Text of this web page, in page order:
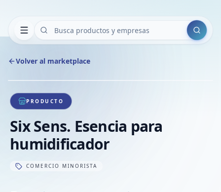
Buscar
Volver al marketplace
1/1
PRODUCTO
Six Sens. Esencia para
humidificador
COMERCIO MINORISTA